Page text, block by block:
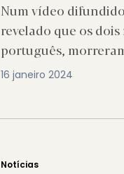
Num vídeo
revelado que os
português,
16 janeiro 2024
Notícias